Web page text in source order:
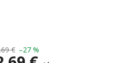
€ –27 %